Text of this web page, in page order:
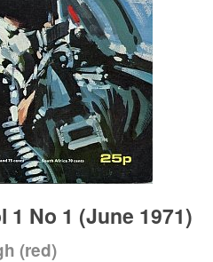
No 1 (June 1971)
(red)